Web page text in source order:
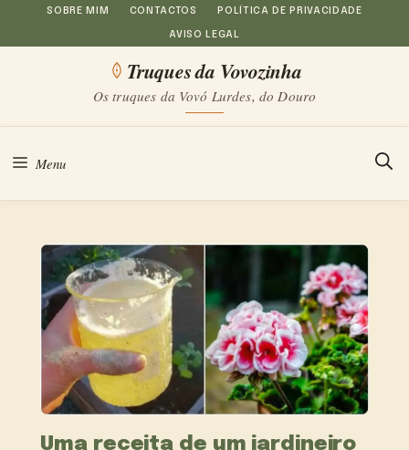
Saltar
para
conteúdo
SOBRE MIM CONTACTOS POLÍTICA DE PRIVACIDADE
AVISO LEGAL
Truques da Vovozinha
Os truques da Vovó Lurdes, do Douro
Menu
Uma receita de um jardineiro